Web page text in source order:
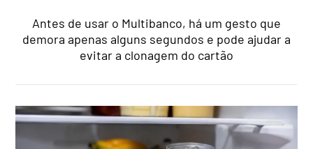
Antes de usar o Multibanco, há um gesto que
demora apenas alguns segundos e pode ajudar a
evitar a clonagem do cartão